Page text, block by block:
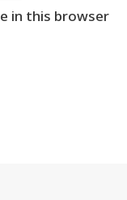
in this browser